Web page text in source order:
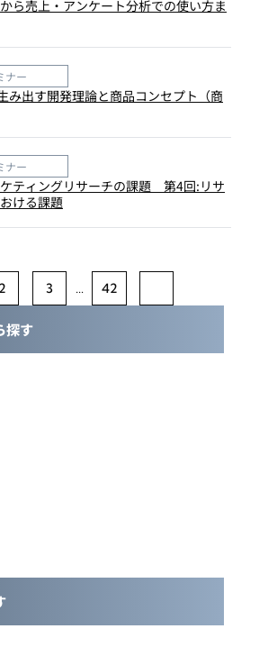
ら売上・アンケート分析での使い方ま
ナー
み出す開発理論と商品コンセプト（商
ナー
ティングリサーチの課題 第4回:リサ
ける課題
2 3 … 42
探す